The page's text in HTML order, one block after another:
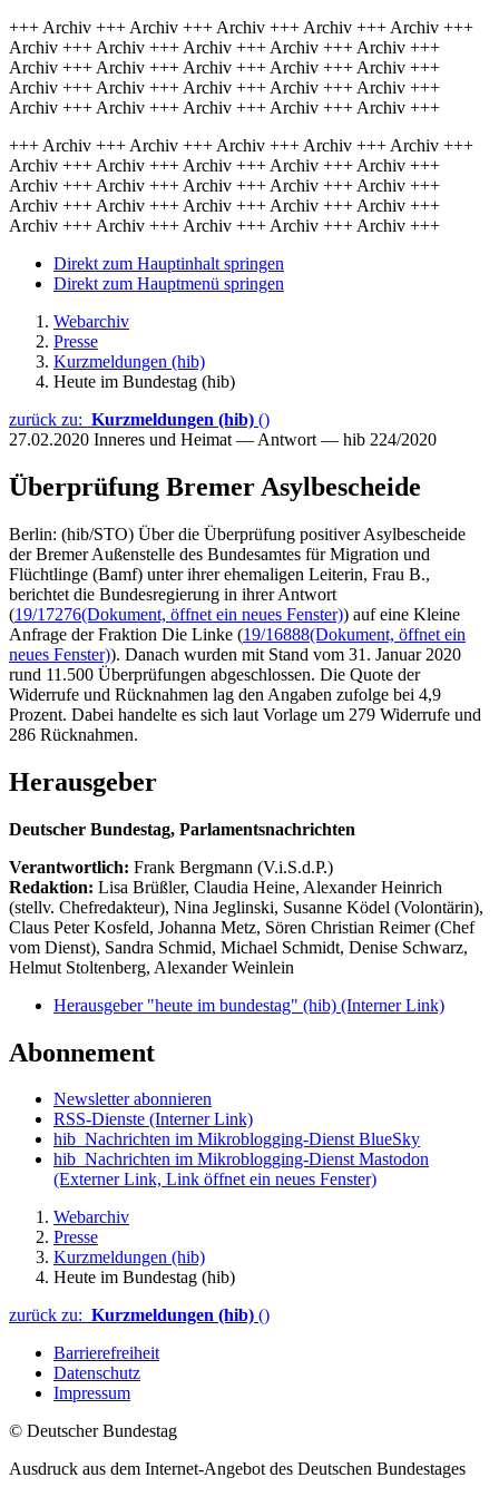
+++ Archiv +++ Archiv +++ Archiv +++ Archiv +++ Archiv +++
Archiv +++ Archiv +++ Archiv +++ Archiv +++ Archiv +++
Archiv +++ Archiv +++ Archiv +++ Archiv +++ Archiv +++
Archiv +++ Archiv +++ Archiv +++ Archiv +++ Archiv +++
Archiv +++ Archiv +++ Archiv +++ Archiv +++ Archiv +++
+++ Archiv +++ Archiv +++ Archiv +++ Archiv +++ Archiv +++
Archiv +++ Archiv +++ Archiv +++ Archiv +++ Archiv +++
Archiv +++ Archiv +++ Archiv +++ Archiv +++ Archiv +++
Archiv +++ Archiv +++ Archiv +++ Archiv +++ Archiv +++
Archiv +++ Archiv +++ Archiv +++ Archiv +++ Archiv +++
Direkt zum Hauptinhalt springen
Direkt zum Hauptmenü springen
Webarchiv
Presse
Kurzmeldungen (hib)
Heute im Bundestag (hib)
zurück zu: Kurzmeldungen (hib) ()
27.02.2020 Inneres und Heimat — Antwort — hib 224/2020
Überprüfung Bremer Asylbescheide
Berlin: (hib/STO) Über die Überprüfung positiver Asylbescheide
der Bremer Außenstelle des Bundesamtes für Migration und
Flüchtlinge (Bamf) unter ihrer ehemaligen Leiterin, Frau B.,
berichtet die Bundesregierung in ihrer Antwort
(19/17276(Dokument, öffnet ein neues Fenster)) auf eine Kleine
Anfrage der Fraktion Die Linke (19/16888(Dokument, öffnet ein
neues Fenster)). Danach wurden mit Stand vom 31. Januar 2020
rund 11.500 Überprüfungen abgeschlossen. Die Quote der
Widerrufe und Rücknahmen lag den Angaben zufolge bei 4,9
Prozent. Dabei handelte es sich laut Vorlage um 279 Widerrufe und
286 Rücknahmen.
Herausgeber
Deutscher Bundestag, Parlamentsnachrichten
Verantwortlich: Frank Bergmann (V.i.S.d.P.)
Redaktion: Lisa Brüßler, Claudia Heine, Alexander Heinrich
(stellv. Chefredakteur), Nina Jeglinski, Susanne Ködel (Volontärin),
Claus Peter Kosfeld, Johanna Metz, Sören Christian Reimer (Chef
vom Dienst), Sandra Schmid, Michael Schmidt, Denise Schwarz,
Helmut Stoltenberg, Alexander Weinlein
Herausgeber "heute im bundestag" (hib) (Interner Link)
Abonnement
Newsletter abonnieren
RSS-Dienste (Interner Link)
hib_Nachrichten im Mikroblogging-Dienst BlueSky
hib_Nachrichten im Mikroblogging-Dienst Mastodon
(Externer Link, Link öffnet ein neues Fenster)
Webarchiv
Presse
Kurzmeldungen (hib)
Heute im Bundestag (hib)
zurück zu: Kurzmeldungen (hib) ()
Barrierefreiheit
Datenschutz
Impressum
© Deutscher Bundestag
Ausdruck aus dem Internet-Angebot des Deutschen Bundestages